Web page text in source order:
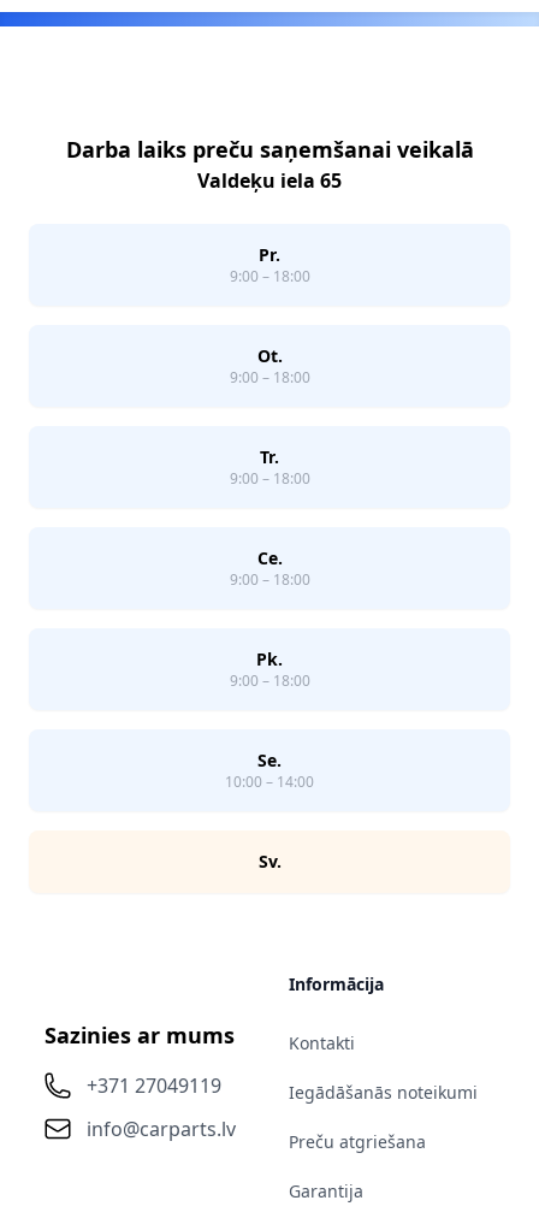
Darba laiks preču saņemšanai veikalā
Valdeķu iela 65
Pr.
9:00 – 18:00
Ot.
9:00 – 18:00
Tr.
9:00 – 18:00
Ce.
9:00 – 18:00
Pk.
9:00 – 18:00
Se.
10:00 – 14:00
Sv.
Sazinies ar mums
+371 27049119
info@carparts.lv
Informācija
Kontakti
Iegādāšanās noteikumi
Preču atgriešana
Garantija